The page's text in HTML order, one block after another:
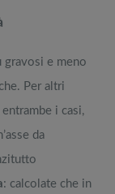
gravosi e meno
Per altri
i casi,
da
: calcolate che in